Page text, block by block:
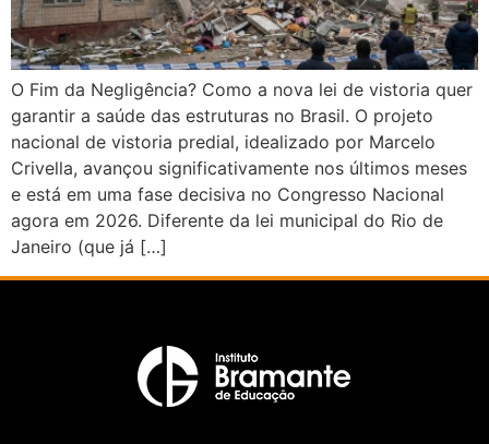
O Fim da Negligência? Como a nova lei de vistoria quer
garantir a saúde das estruturas no Brasil. O projeto
nacional de vistoria predial, idealizado por Marcelo
Crivella, avançou significativamente nos últimos meses
e está em uma fase decisiva no Congresso Nacional
agora em 2026. Diferente da lei municipal do Rio de
Janeiro (que já […]